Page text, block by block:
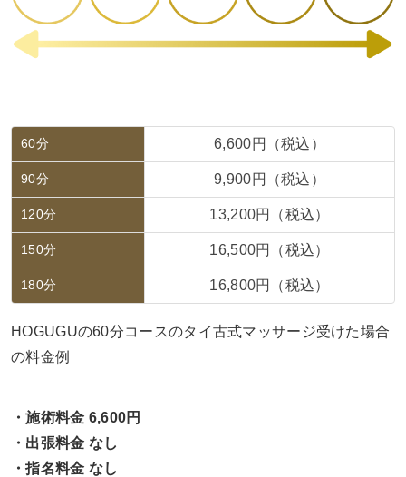
60分 6,600円（税込）
90分 9,900円（税込）
120分 13,200円（税込）
150分 16,500円（税込）
180分 16,800円（税込）
HOGUGUの60分コースのタイ古式マッサージ受けた場合
の料金例
・施術料金 6,600円
・出張料金 なし
・指名料金 なし